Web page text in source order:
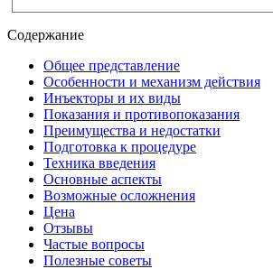
Содержание
Общее представление
Особенности и механизм действия
Инъекторы и их виды
Показания и противопоказания
Преимущества и недостатки
Подготовка к процедуре
Техника введения
Основные аспекты
Возможные осложнения
Цена
Отзывы
Частые вопросы
Полезные советы